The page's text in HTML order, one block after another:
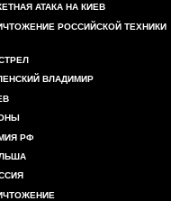
АТАКА НА КИЕВ
РОССИЙСКОЙ ТЕХНИКИ
ВЛАДИМИР
РФ